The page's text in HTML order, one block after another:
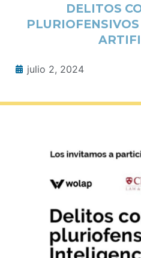
DELITOS
julio 2, 2024